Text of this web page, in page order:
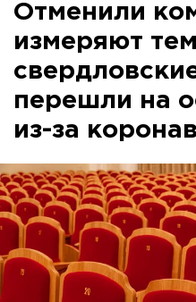
Отменили
измеряют
перешли на
из-за